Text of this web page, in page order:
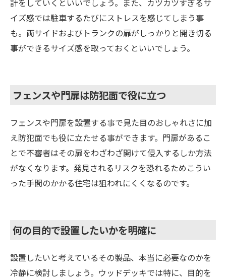
イズ感では駐車するたびにストレスを感じてしまう事
も。両サイドおよびトランクの扉がしっかりと開き切る
事ができるサイズ感を取っておくといいでしょう。
フェンスや門扉は防犯面で役に立つ
フェンスや門扉を設置する事で見た目のおしゃれさに加
え防犯面でも役に立たせる事ができます。門扉があるこ
とで不審者はその扉をわざわざ開けて侵入するしか方法
がなくなります。発見されるリスクを恐れるためこうい
った手間のかかる住宅は狙われにくくなるのです。
何の目的で設置したいかを明確に
設置したいと考えているその製品、本当に必要なのかを
冷静に検討しましょう。ウッドデッキでは特に、目的を